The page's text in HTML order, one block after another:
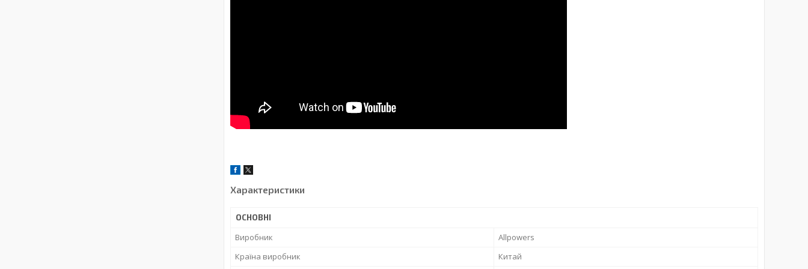
Характеристики
ОСНОВНІ
Виробник
Allpowers
Країна виробник
Китай